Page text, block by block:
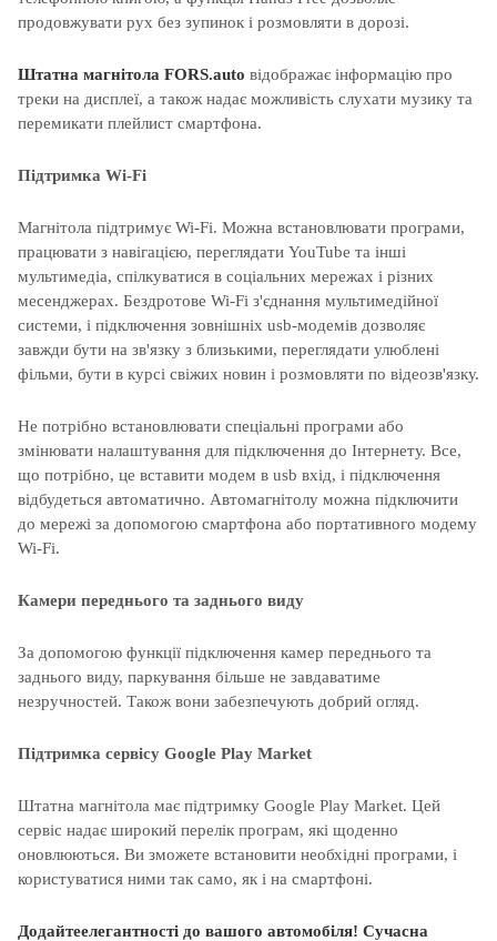
продовжувати рух без зупинок і розмовляти в дорозі.
Штатна магнітола FORS.auto відображає інформацію про
треки на дисплеї, а також надає можливість слухати музику та
перемикати плейлист смартфона.
Підтримка Wi-Fi
Магнітола підтримує Wi-Fi. Можна встановлювати програми,
працювати з навігацією, переглядати YouTube та інші
мультимедіа, спілкуватися в соціальних мережах і різних
месенджерах. Бездротове Wi-Fi з'єднання мультимедійної
системи, і підключення зовнішніх usb-модемів дозволяє
завжди бути на зв'язку з близькими, переглядати улюблені
фільми, бути в курсі свіжих новин і розмовляти по відеозв'язку.
Не потрібно встановлювати спеціальні програми або
змінювати налаштування для підключення до Інтернету. Все,
що потрібно, це вставити модем в usb вхід, і підключення
відбудеться автоматично. Автомагнітолу можна підключити
до мережі за допомогою смартфона або портативного модему
Wi-Fi.
Камери переднього та заднього виду
За допомогою функції підключення камер переднього та
заднього виду, паркування більше не завдаватиме
незручностей. Також вони забезпечують добрий огляд.
Підтримка сервісу Google Play Market
Штатна магнітола має підтримку Google Play Market. Цей
сервіс надає широкий перелік програм, які щоденно
оновлюються. Ви зможете встановити необхідні програми, і
користуватися ними так само, як і на смартфоні.
Додайтеелегантності до вашого автомобіля! Сучасна